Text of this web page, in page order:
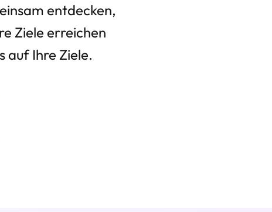
entdecken,
Ziele erreichen
auf Ihre Ziele.